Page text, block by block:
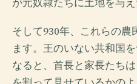
そして930年、これらの農
ます。王のいない共和国
なると、首長と家長たち